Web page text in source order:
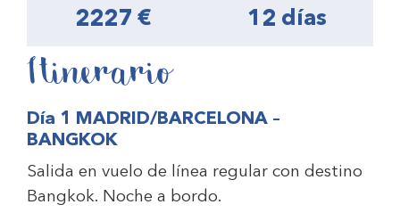
2227 € 12 días
Itinerario
Día 1 MADRID/BARCELONA –
BANGKOK
Salida en vuelo de línea regular con destino
Bangkok. Noche a bordo.